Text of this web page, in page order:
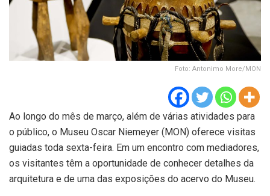
Foto: Antonimo More/MON
Ao longo do mês de março, além de várias atividades para
o público, o Museu Oscar Niemeyer (MON) oferece visitas
guiadas toda sexta-feira. Em um encontro com mediadores,
os visitantes têm a oportunidade de conhecer detalhes da
arquitetura e de uma das exposições do acervo do Museu.